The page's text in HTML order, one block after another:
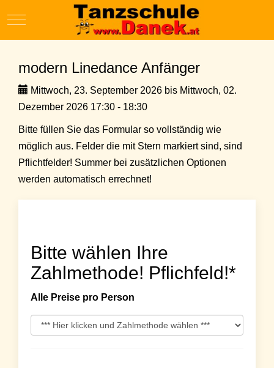
Mobile Menu Toggle
modern Linedance Anfänger
Mittwoch, 23. September 2026 bis Mittwoch, 02.
Dezember 2026 17:30 - 18:30
Bitte füllen Sie das Formular so vollständig wie
möglich aus. Felder die mit Stern markiert sind, sind
Pflichtfelder! Summer bei zusätzlichen Optionen
werden automatisch errechnet!
Bitte wählen Ihre
Zahlmethode! Pflichfeld!*
Alle Preise pro Person